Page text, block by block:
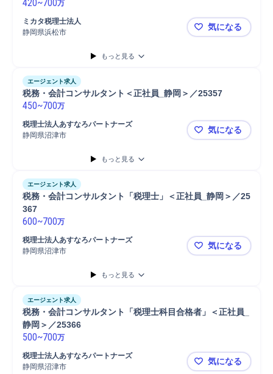
420~700万
ミカタ税理士法人
静岡県浜松市
税務・会計
気になる
もっと見る
エージェント求人
税務・会計コンサルタント＜正社員_静岡＞／25357
450~700万
税理士法人あすなろパートナーズ
静岡県沼津市
税務・会計
気になる
もっと見る
エージェント求人
税務・会計コンサルタント「税理士」＜正社員_静岡＞／25
367
600~700万
税理士法人あすなろパートナーズ
静岡県沼津市
税務・会計
気になる
もっと見る
エージェント求人
税務・会計コンサルタント「税理士科目合格者」＜正社員_
静岡＞／25366
500~700万
税理士法人あすなろパートナーズ
静岡県沼津市
税務・会計
気になる